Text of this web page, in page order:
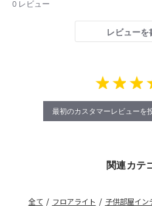
0 レビュー
レビューを
最初のカスタマーレビューを
関連カテ
全て / フロアライト / 子供部屋イン